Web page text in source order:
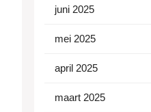
juni 2025
mei 2025
april 2025
maart 2025